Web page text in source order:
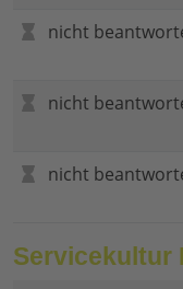
nicht
nicht
nicht
Servicekultur